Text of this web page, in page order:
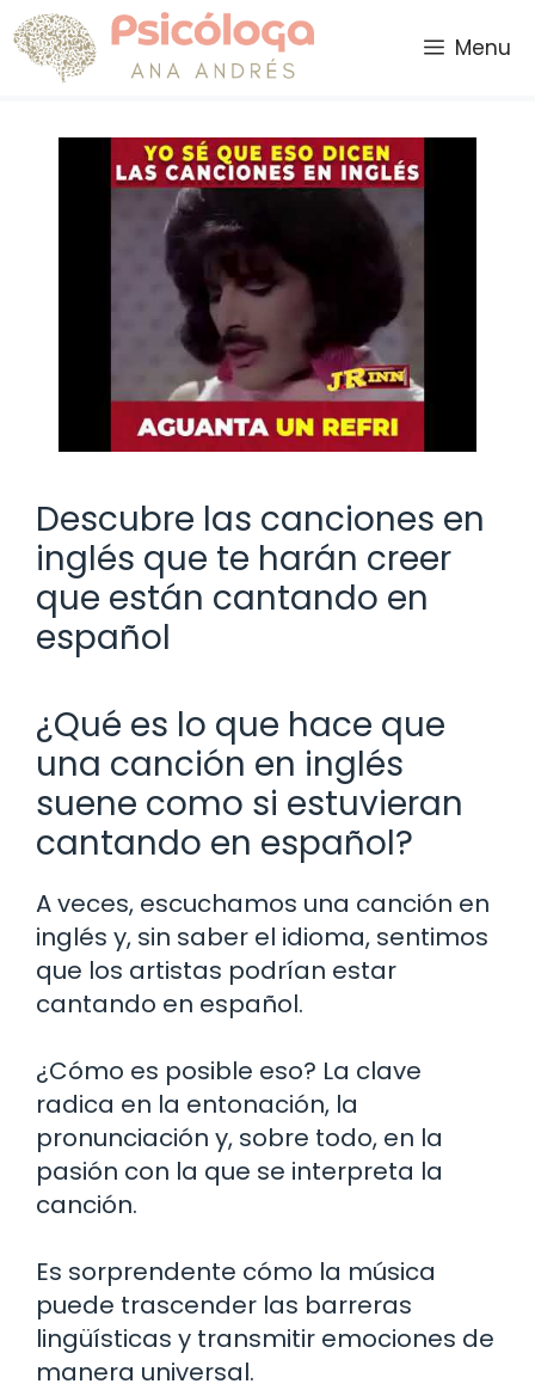
Saltar
al
contenido
Menu
Descubre las canciones en
inglés que te harán creer
que están cantando en
español
¿Qué es lo que hace que
una canción en inglés
suene como si estuvieran
cantando en español?
A veces, escuchamos una canción en
inglés y, sin saber el idioma, sentimos
que los artistas podrían estar
cantando en español.
¿Cómo es posible eso? La clave
radica en la entonación, la
pronunciación y, sobre todo, en la
pasión con la que se interpreta la
canción.
Es sorprendente cómo la música
puede trascender las barreras
lingüísticas y transmitir emociones de
manera universal.